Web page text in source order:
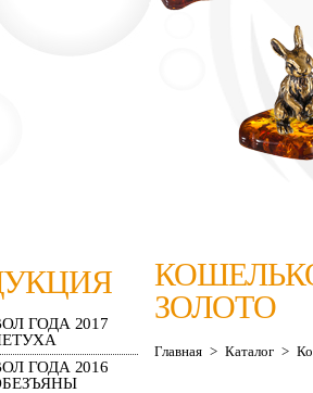
ГОДА 2017
ГОДА 2016
ЗОЛОТО
Главная > Каталог >